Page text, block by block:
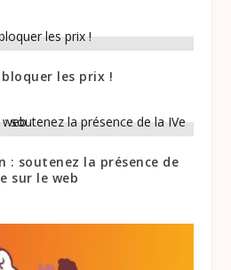
les prix !
: soutenez la présence de
sur le web